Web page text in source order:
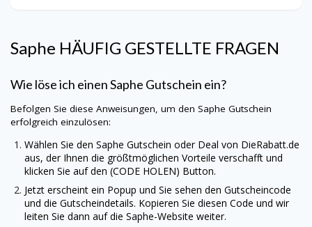
Saphe HÄUFIG GESTELLTE FRAGEN
Wie löse ich einenSaphe Gutschein ein?
Befolgen Sie diese Anweisungen, um den Saphe Gutschein
erfolgreich einzulösen:
Wählen Sie den Saphe Gutschein oder Deal von DieRabatt.de
aus, der Ihnen die größtmöglichen Vorteile verschafft und
klicken Sie auf den (CODE HOLEN) Button.
Jetzt erscheint ein Popup und Sie sehen den Gutscheincode
und die Gutscheindetails. Kopieren Sie diesen Code und wir
leiten Sie dann auf die Saphe-Website weiter.